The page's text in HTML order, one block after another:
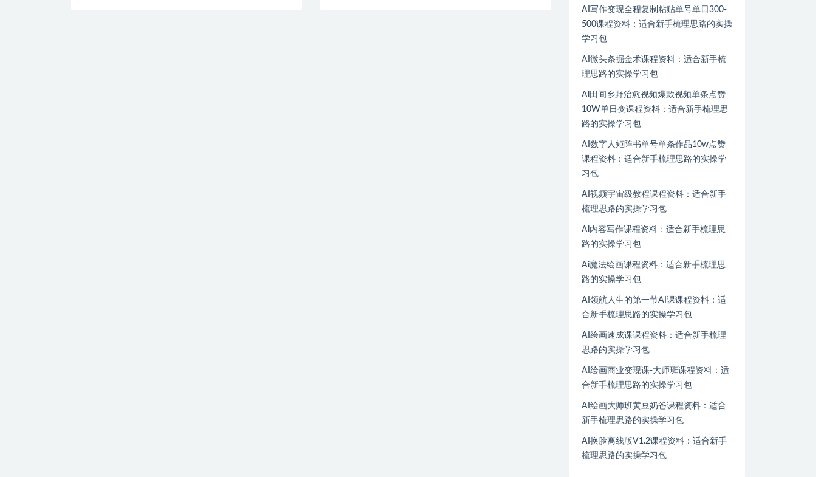
AI写作变现全程复制粘贴单号单日300-
500课程资料：适合新手梳理思路的实操
学习包
AI微头条掘金术课程资料：适合新手梳
理思路的实操学习包
Ai田间乡野治愈视频爆款视频单条点赞
10W单日变课程资料：适合新手梳理思
路的实操学习包
AI数字人矩阵书单号单条作品10w点赞
课程资料：适合新手梳理思路的实操学
习包
AI视频宇宙级教程课程资料：适合新手
梳理思路的实操学习包
Ai内容写作课程资料：适合新手梳理思
路的实操学习包
Ai魔法绘画课程资料：适合新手梳理思
路的实操学习包
AI领航人生的第一节AI课课程资料：适
合新手梳理思路的实操学习包
AI绘画速成课课程资料：适合新手梳理
思路的实操学习包
AI绘画商业变现课-大师班课程资料：适
合新手梳理思路的实操学习包
AI绘画大师班黄豆奶爸课程资料：适合
新手梳理思路的实操学习包
AI换脸离线版V1.2课程资料：适合新手
梳理思路的实操学习包